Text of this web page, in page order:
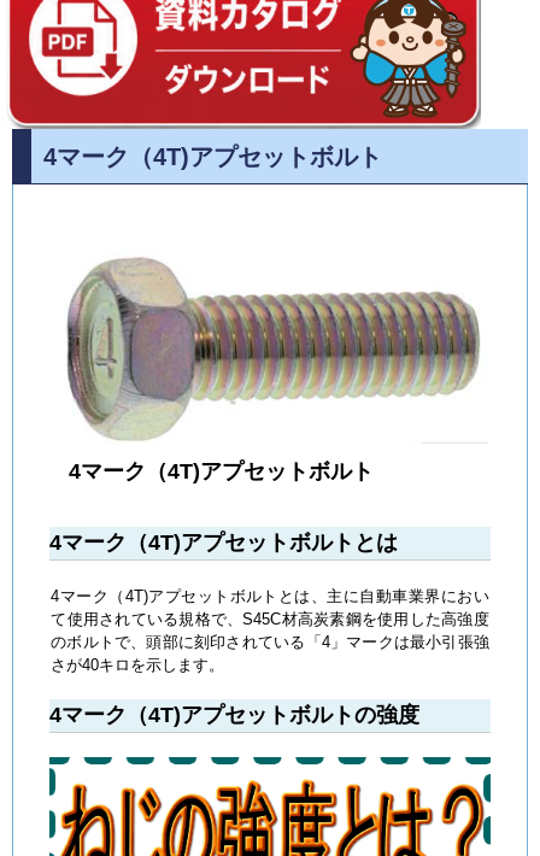
4マーク（4T)アプセットボルト
4マーク（4T)アプセットボルト
4マーク（4T)アプセットボルトとは
4マーク（4T)アプセットボルトとは、主に自動車業界におい
て使用されている規格で、S45C材高炭素鋼を使用した高強度
のボルトで、頭部に刻印されている「4」マークは最小引張強
さが40キロを示します。
4マーク（4T)アプセットボルトの強度